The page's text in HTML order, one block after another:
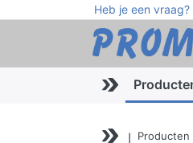
Heb je een vraag?
Producten